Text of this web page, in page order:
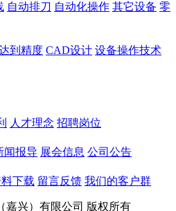
自动排刀 自动化操作 其它设备 零
到精度 CAD设计 设备操作技术
人才理念 招聘岗位
闻报导 展会信息 公司公告
下载 留言反馈 我们的客户群
嘉兴）有限公司 版权所有